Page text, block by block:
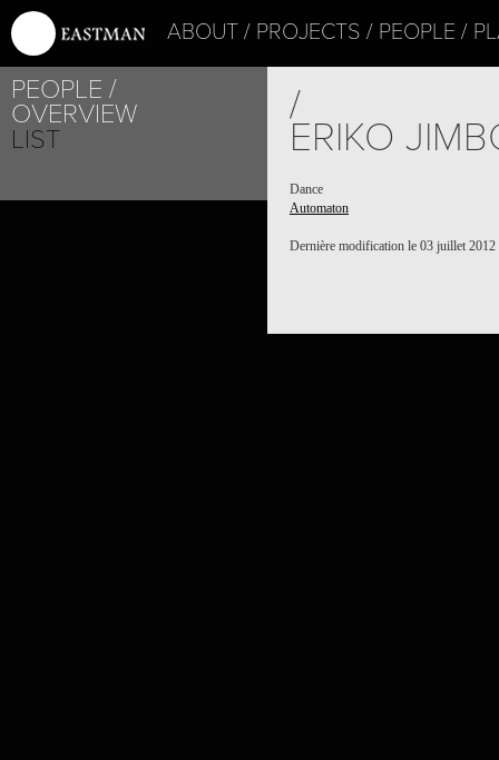
ABOUT PROJECTS PEOPLE
PEOPLE
OVERVIEW
LIST
/
ERIKO
Dance
Automaton
Dernière modification le 03 juillet 2012